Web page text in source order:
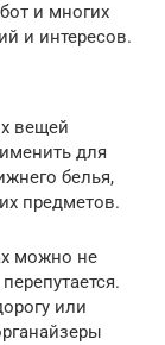
и многих
и интересов.
вещей
для
белья,
предметов.
можно не
или